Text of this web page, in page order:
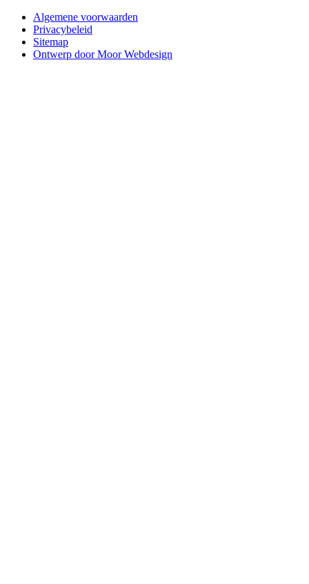
Algemene voorwaarden
Privacybeleid
Sitemap
Ontwerp door Moor Webdesign